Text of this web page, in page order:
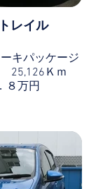
レイル
キパッケージ
25,126Ｋｍ
８万円